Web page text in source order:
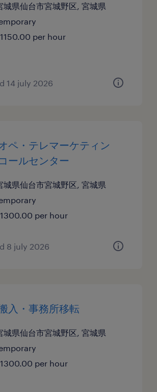
城県仙台市宮城野区, 宮城県
per hour
14 july 2026
ペ・テレマーケティン
ールセンター
城県仙台市宮城野区, 宮城県
per hour
8 july 2026
入・事務所移転
城県仙台市宮城野区, 宮城県
per hour